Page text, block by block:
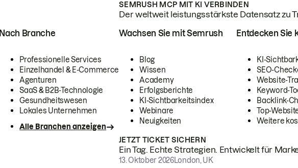
SEMRUSH MCP MIT KI VERBINDEN
Der weltweit leistungsstärkste Datensatz zu
Nach Branche
Professionelle Services
Einzelhandel & E-Commerce
Agenturen
SaaS & B2B-Technologie
Gesundheitswesen
Lokales Unternehmen
Alle Branchen anzeigen
Wachsen Sie mit Semrush
Blog
Wissen
Academy
Erfolgsberichte
KI-Sichtbarkeitsindex
Webinare
Neuigkeiten
Entdecken Sie
KI-
SEO-
Website-
Keyword-
Backlink-
Top-
Weitere
JETZT TICKET SICHERN
Ein Tag. Echte Strategien. Entwickelt für
13. Oktober 2026London, UK